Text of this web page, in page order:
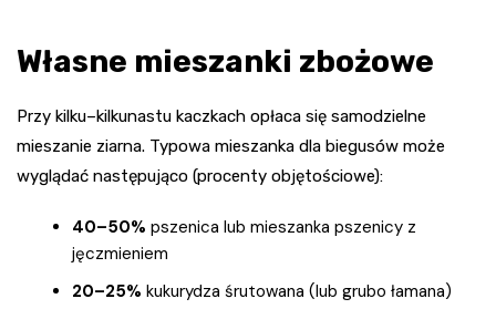
Własne mieszanki zbożowe
Przy kilku–kilkunastu kaczkach opłaca się samodzielne
mieszanie ziarna. Typowa mieszanka dla biegusów może
wyglądać następująco (procenty objętościowe):
40–50% pszenica lub mieszanka pszenicy z
jęczmieniem
20–25% kukurydza śrutowana (lub grubo łamana)